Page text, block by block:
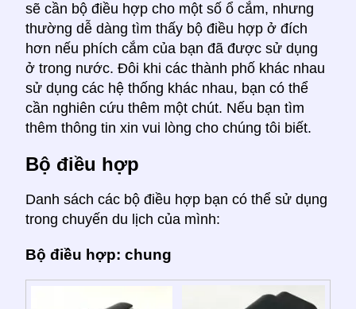
sẽ cần bộ điều hợp cho một số ổ cắm, nhưng
thường dễ dàng tìm thấy bộ điều hợp ở đích
hơn nếu phích cắm của bạn đã được sử dụng
ở trong nước. Đôi khi các thành phố khác nhau
sử dụng các hệ thống khác nhau, bạn có thể
cần nghiên cứu thêm một chút. Nếu bạn tìm
thêm thông tin xin vui lòng cho chúng tôi biết.
Bộ điều hợp
Danh sách các bộ điều hợp bạn có thể sử dụng
trong chuyến du lịch của mình:
Bộ điều hợp: chung